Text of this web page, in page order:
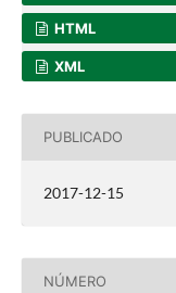
HTML
XML
PUBLICADO
2017-12-15
NÚMERO